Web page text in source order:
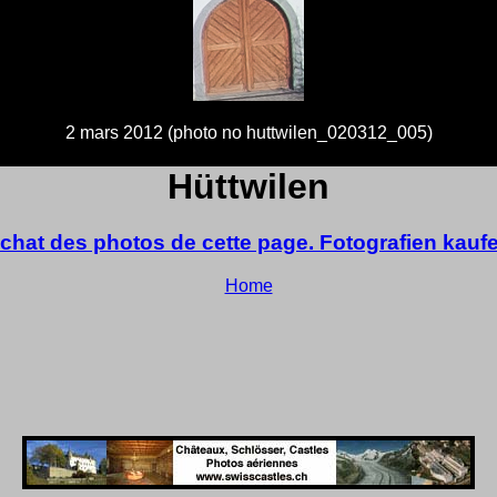
2 mars 2012 (photo no huttwilen_020312_005)
Hüttwilen
des photos de cette page. Fotografien
Home